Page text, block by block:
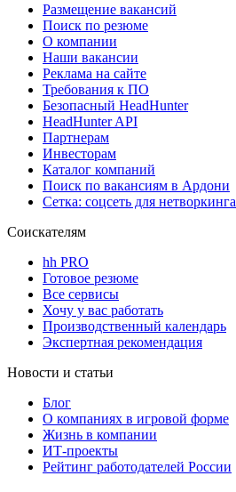
Размещение вакансий
Поиск по резюме
О компании
Наши вакансии
Реклама на сайте
Требования к ПО
Безопасный HeadHunter
HeadHunter API
Партнерам
Инвесторам
Каталог компаний
Поиск по вакансиям в Ардони
Сетка: соцсеть для нетворкинга
Соискателям
hh PRO
Готовое резюме
Все сервисы
Хочу у вас работать
Производственный календарь
Экспертная рекомендация
Новости и статьи
Блог
О компаниях в игровой форме
Жизнь в компании
ИТ-проекты
Рейтинг работодателей России